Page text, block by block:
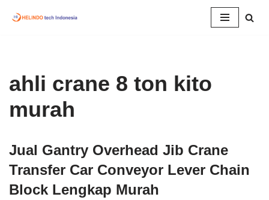
ahli crane 8 ton kito
murah
Jual Gantry Overhead Jib Crane
Transfer Car Conveyor Lever Chain
Block Lengkap Murah